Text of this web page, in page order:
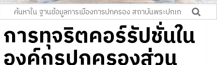
การทุจริตคอร์รัปชั่นใน